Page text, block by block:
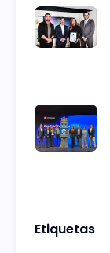
Etiquetas